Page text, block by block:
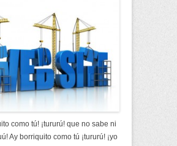
como tú! ¡tururú! que no sabe ni
Ay borriquito como tú ¡tururú! ¡yo